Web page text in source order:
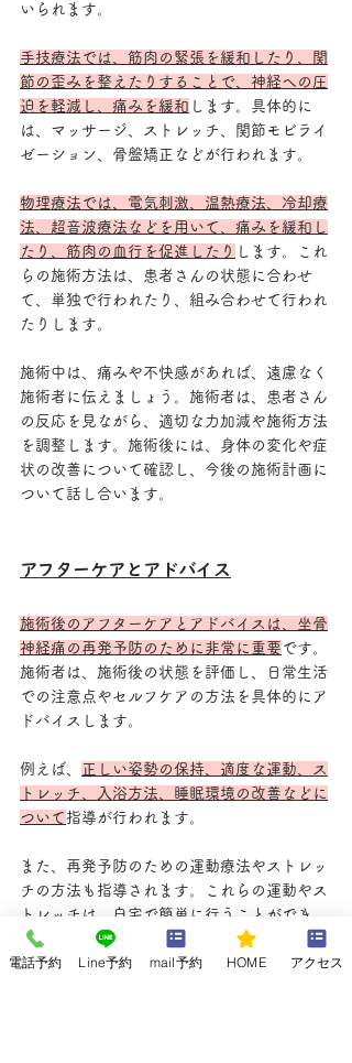
いられます。
手技療法では、筋肉の緊張を緩和したり、関
節の歪みを整えたりすることで、神経への圧
迫を軽減し、痛みを緩和 します。具体的に
は、マッサージ、ストレッチ、関節モビライ
ゼーション、骨盤矯正などが行われます。
物理療法では、電気刺激、温熱療法、冷却療
法、超音波療法などを用いて、痛みを緩和し
たり、筋肉の血行を促進したり します。これ
らの施術方法は、患者さんの状態に合わせ
て、単独で行われたり、組み合わせて行われ
たりします。
施術中は、痛みや不快感があれば、遠慮なく
施術者に伝えましょう。施術者は、患者さん
の反応を見ながら、適切な力加減や施術方法
を調整します。施術後には、身体の変化や症
状の改善について確認し、今後の施術計画に
ついて話し合います。
アフターケアとアドバイス
施術後のアフターケアとアドバイスは、坐骨
神経痛の再発予防のために非常に重要 です。
施術者は、施術後の状態を評価し、日常生活
での注意点やセルフケアの方法を具体的にア
ドバイスします。
例えば、
正しい姿勢の保持、適度な運動、ス
トレッチ、入浴方法、睡眠環境の改善などに
ついて 指導が行われます。
また、再発予防のための運動療法やストレッ
チの方法も指導されます。これらの運動やス
トレッチは、自宅で簡単に行うことができ、
筋肉の柔軟性を高めたり、関節の可動域を広
げたりする効果があります。
電話予約 Line予約 mail予約 HOME アクセス